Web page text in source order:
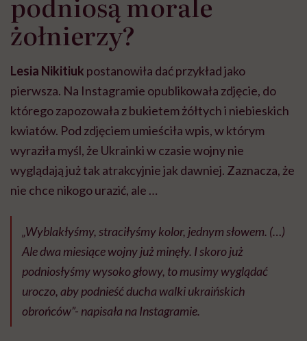
żołnierzy?
Lesia Nikitiuk postanowiła dać przykład jako
pierwsza. Na Instagramie opublikowała zdjęcie, do
którego zapozowała z bukietem żółtych i niebieskich
kwiatów. Pod zdjęciem umieściła wpis, w którym
wyraziła myśl, że Ukrainki w czasie wojny nie
wyglądają już tak atrakcyjnie jak dawniej. Zaznacza, że
nie chce nikogo urazić, ale …
„Wyblakłyśmy, straciłyśmy kolor, jednym słowem. (…)
Ale dwa miesiące wojny już minęły. I skoro już
podniosłyśmy wysoko głowy, to musimy wyglądać
uroczo, aby podnieść ducha walki ukraińskich
obrońców”- napisała na Instagramie.